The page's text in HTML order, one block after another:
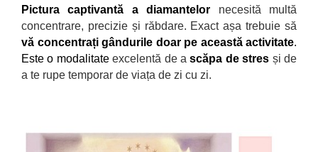
Pictura captivantă a diamantelor necesită multă
concentrare, precizie și răbdare. Exact așa trebuie să
vă concentrați gândurile doar pe această activitate.
Este o modalitateexcelentă de ascăpa de stres și de
a te rupe temporar de viața de zi cu zi.